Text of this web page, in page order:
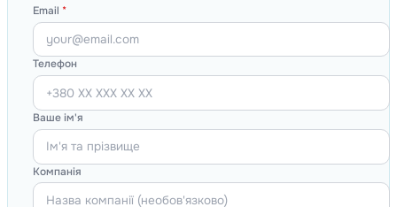
Email *
Телефон
Ваше ім'я
Компанія